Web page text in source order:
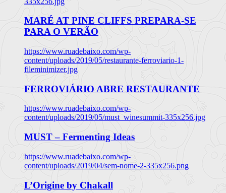
MARÉ AT PINE CLIFFS PREPARA-SE
PARA O VERÃO
https://www.ruadebaixo.com/wp-
content/uploads/2019/05/restaurante-ferroviario-1-
fileminimizer.jpg
FERROVIÁRIO ABRE RESTAURANTE
https://www.ruadebaixo.com/wp-
content/uploads/2019/05/must_winesummit-335x256.jpg
MUST – Fermenting Ideas
https://www.ruadebaixo.com/wp-
content/uploads/2019/04/sem-nome-2-335x256.png
L’Origine by Chakall